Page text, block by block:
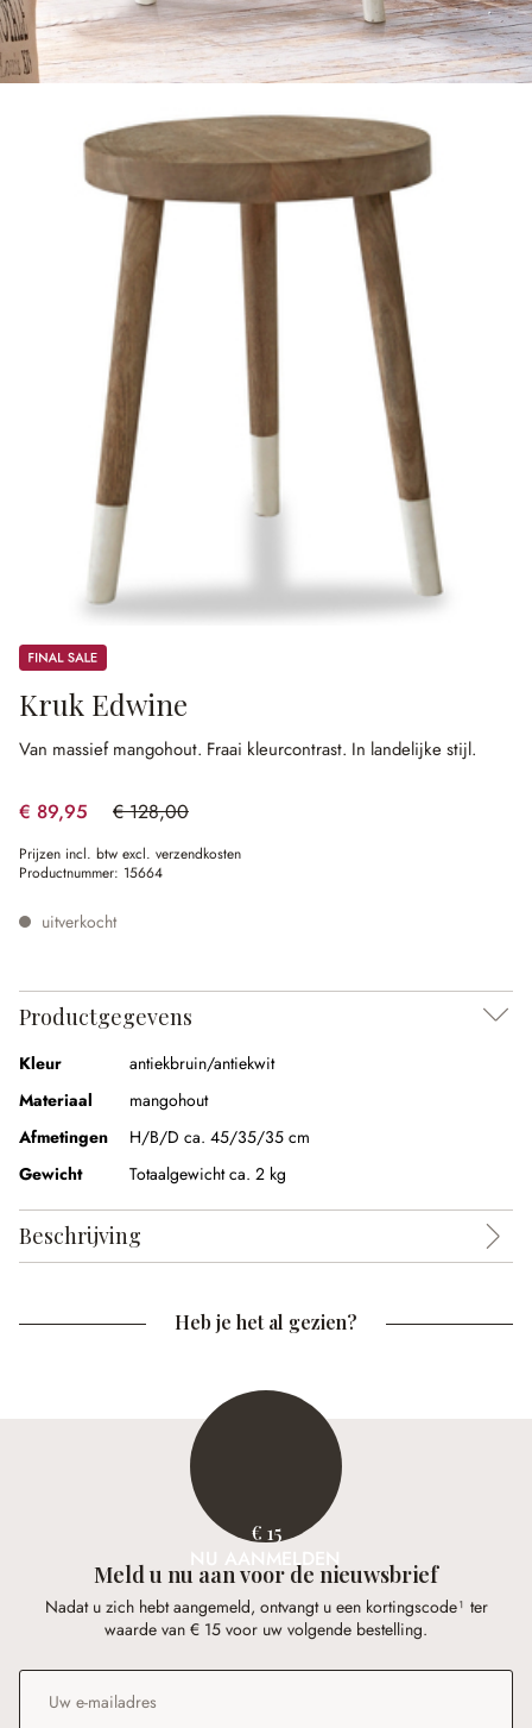
Sale
Kruk Edwine
Van massief mangohout. Fraai kleurcontrast. In landelijke stijl.
€ 89,95 € 128,00
(29.73% gespart)
Prijzen incl. btw excl. verzendkosten
Productnummer: 15664
uitverkocht
Productgegevens
Kleur
antiekbruin/antiekwit
Materiaal
mangohout
Afmetingen
H/B/D ca. 45/35/35 cm
Gewicht
Totaalgewicht ca. 2 kg
Beschrijving
Heb je het al gezien?
€ 15
NU AANMELDEN
Meld u nu aan voor de nieuwsbrief
Nadat u zich hebt aangemeld, ontvangt u een kortingscode¹ ter
waarde van € 15 voor uw volgende bestelling.
E-mailadres